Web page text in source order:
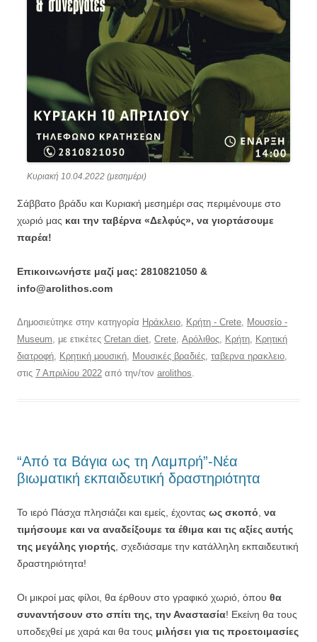
Κυριακή 10.04.2022 (μεσημέρι)
Σάββατο βράδυ και Κυριακή μεσημέρι σας περιμένουμε στο
χωριό μας και την ταβέρνα «Δελφύς», να γιορτάσουμε
παρέα!
Επικοινωνήστε μαζί μας: 2810821050 &
info@arolithos.com
Δημοσιεύτηκε στην κατηγορία Ηράκλειο, Κρήτη - Crete, Μουσείο -
Museum, με ετικέτες Cretan diet, Crete, Αρόλιθος, Κρήτη, Κρητική
διατροφή, Κρητική μουσική, Μουσικές βραδιές, ταβερνα ηρακλειο,
στις 7 Απριλίου 2022 από την/τον arolithos.
“Από τα Βάγια ως τη Λαμπρή”-Νέα
βιωματική εκπαιδευτική δραστηριότητα
Το ιερό Πάσχα πλησιάζει και εμείς, έχοντας ως σκοπό να
τιμήσουμε και να αναδείξουμε τα έθιμα και τις αξίες αυτής
της μεγάλης γιορτής , σχεδιάσαμε την κατάλληλη εκπαιδευτική
δραστηριότητα!
Οι μικροί μας φίλοι, θα έρθουν στο γραφικό χωριό, όπου θα
συναντήσουν στο σπίτι της, την Αναστασία! Εκείνη θα τους
υποδεχθεί με χαρά και θα τους μιλήσει για τις προετοιμασίες